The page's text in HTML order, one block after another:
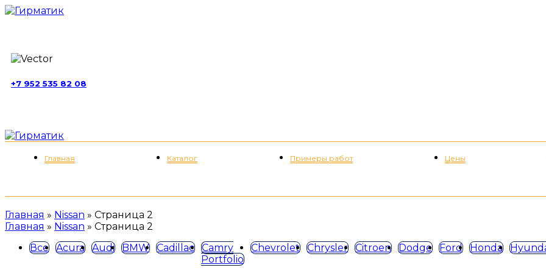
+7 952 535 82 08
Главная Каталог Примеры работ Цены
Главная » Nissan » Страница 2
Главная » Nissan » Страница 2
Все
Acura Audi BMW Cadillac
Camry
Portfolio
Chevrolet Chrysler Citroen Dodge Ford Honda